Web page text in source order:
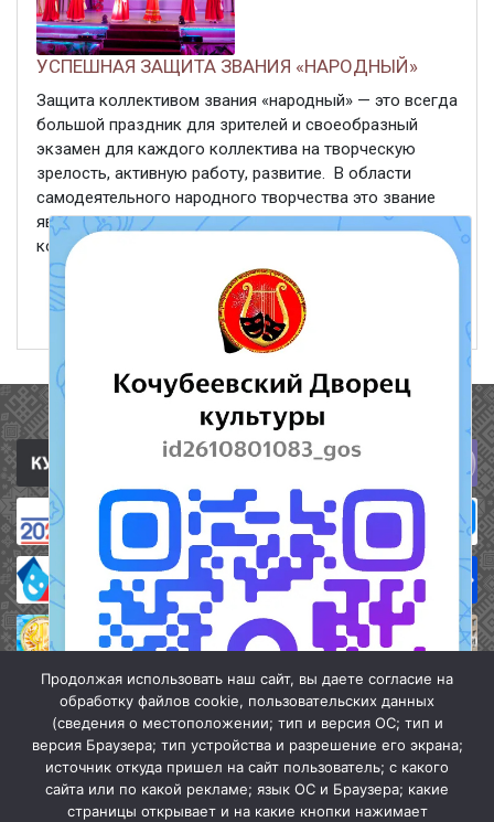
УСПЕШНАЯ ЗАЩИТА ЗВАНИЯ «НАРОДНЫЙ»
Защита коллективом звания «народный» — это всегда
большой праздник для зрителей и своеобразный
экзамен для каждого коллектива на творческую
зрелость, активную работу, развитие. В области
самодеятельного народного творчества это звание
является самым значимым и присуждается
коллективам с ...
Полезные ссылки
Продолжая использовать наш сайт, вы даете согласие на
обработку файлов cookie, пользовательских данных
(сведения о местоположении; тип и версия ОС; тип и
версия Браузера; тип устройства и разрешение его экрана;
источник откуда пришел на сайт пользователь; с какого
сайта или по какой рекламе; язык ОС и Браузера; какие
страницы открывает и на какие кнопки нажимает